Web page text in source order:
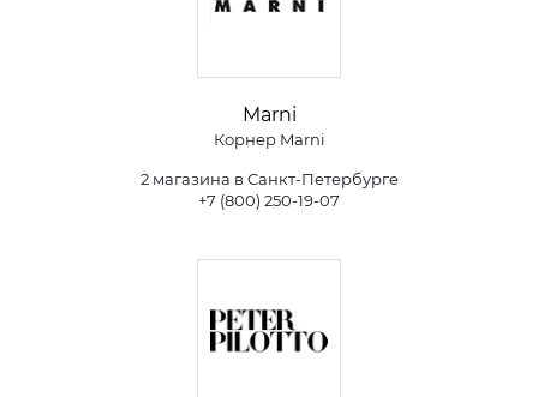
Marni
Корнер Marni
2 магазина в Санкт-Петербурге
+7 (800) 250-19-07